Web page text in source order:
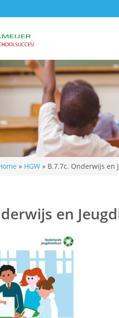
» HGW » B.7.7c. Onderwijs en
en